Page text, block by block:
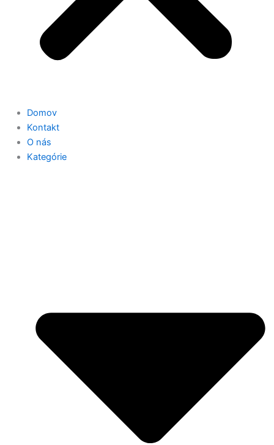
Domov
Kontakt
O nás
Kategórie